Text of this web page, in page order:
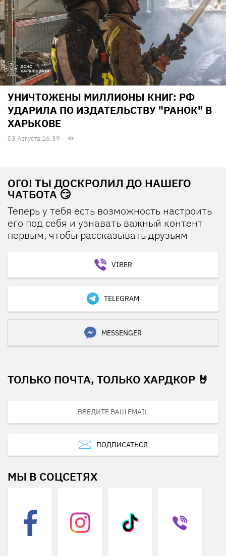
УНИЧТОЖЕНЫ МИЛЛИОНЫ КНИГ: РФ
УДАРИЛА ПО ИЗДАТЕЛЬСТВУ "РАНОК" В
ХАРЬКОВЕ
03 Августа 16:39
ОГО! ТЫ ДОСКРОЛИЛ ДО НАШЕГО
ЧАТБОТА 😏
Теперь у тебя есть возможность настроить
его под себя и узнавать важный контент
первым, чтобы рассказывать друзьям
VIBER
TELEGRAM
MESSENGER
ТОЛЬКО ПОЧТА, ТОЛЬКО ХАРДКОР 🤘
ПОДПИСАТЬСЯ
МЫ В СОЦСЕТЯХ